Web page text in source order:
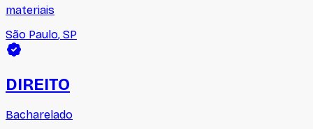
materiais
São Paulo, SP
DIREITO
Bacharelado